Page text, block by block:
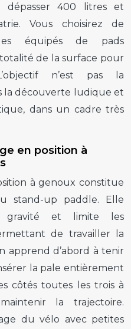
dépasser 400 litres et
Vous choisirez de
équipés de pads
de la surface pour
n’est pas la
la découverte ludique et
dans un cadre très
en position à
à genoux constitue
stand-up paddle. Elle
gravité et limite les
de travailler la
apprend d’abord à tenir
la pale entièrement
côtés toutes les trois à
la trajectoire.
du vélo avec petites